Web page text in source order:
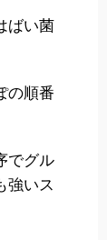
ばい菌
の順番
でグル
強いス